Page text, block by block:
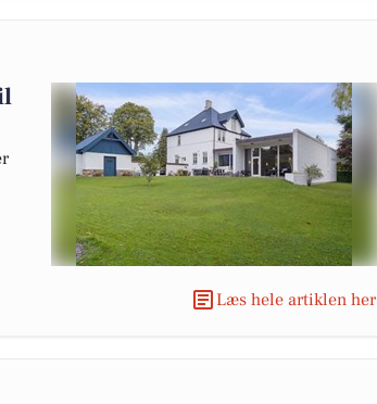
Læs hele artiklen her